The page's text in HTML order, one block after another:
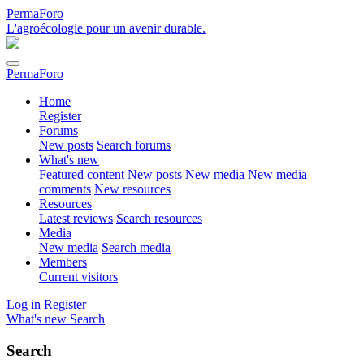
PermaForo
L'agroécologie pour un avenir durable.
PermaForo
Home
Register
Forums
New posts Search forums
What's new
Featured content New posts New media New media
comments New resources
Resources
Latest reviews Search resources
Media
New media Search media
Members
Current visitors
Log in Register
What's new Search
Search